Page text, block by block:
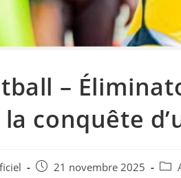
–
la conquête
21 novembre 2025